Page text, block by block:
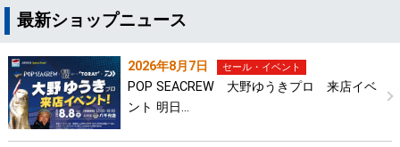
最新ショップニュース
2026年8月7日 セール・イベント
POP SEACREW 大野ゆうきプロ 来店イベ
ント 明日…